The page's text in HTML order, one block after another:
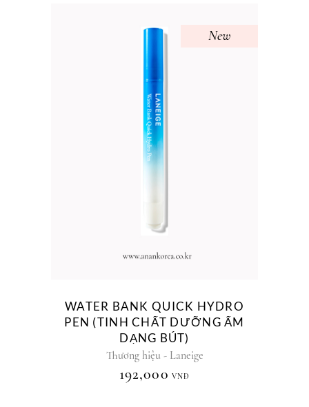
New
WATER BANK QUICK HYDRO
PEN (TINH CHẤT DƯỠNG ẨM
DẠNG BÚT)
Thương hiệu - Laneige
192,000 VNĐ